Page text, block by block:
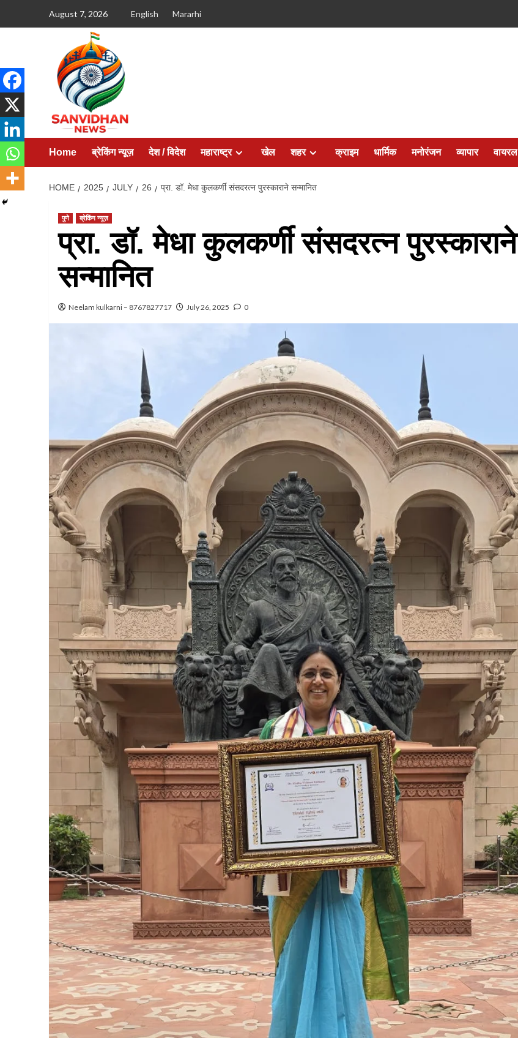
August 7, 2026 English Mararhi
Home ब्रेकिंग न्यूज़ देश / विदेश महाराष्ट्र खेल शहर क्राइम धार्मिक मनोरंजन व्यापार वायरल
HOME 2025 JULY 26 प्रा. डॉ. मेधा कुलकर्णी संसदरत्न पुरस्काराने सन्मानित
पुणे ब्रेकिंग न्यूज़
प्रा. डॉ. मेधा कुलकर्णी संसदरत्न पुरस्काराने
सन्मानित
Neelam kulkarni – 8767827717 July 26, 2025 0